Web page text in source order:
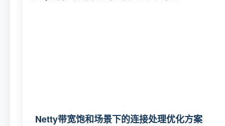
Netty带宽饱和场景下的连接处理优化方案